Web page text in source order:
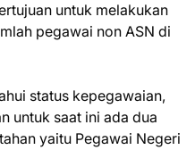
untuk melakukan
pegawai non ASN di
status kepegawaian,
untuk saat ini ada dua
yaitu Pegawai Negeri